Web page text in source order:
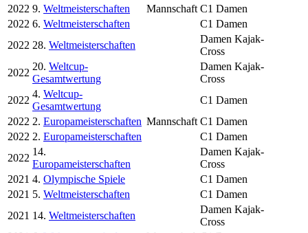
2022 9. Weltmeisterschaften Mannschaft C1 Damen
2022 6. Weltmeisterschaften
C1 Damen
2022 28. Weltmeisterschaften
Damen Kajak-
Cross
2022
20. Weltcup-
Gesamtwertung
Damen Kajak-
Cross
2022
4. Weltcup-
Gesamtwertung
C1 Damen
2022 2. Europameisterschaften Mannschaft C1 Damen
2022 2. Europameisterschaften
C1 Damen
2022
14.
Europameisterschaften
Damen Kajak-
Cross
2021 4. Olympische Spiele
C1 Damen
2021 5. Weltmeisterschaften
C1 Damen
2021 14. Weltmeisterschaften
Damen Kajak-
Cross